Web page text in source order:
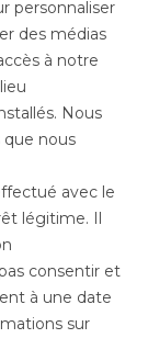
AmEco Liner
DE SOUHAITS
personnaliser
des médias
à notre
Nous
que nous
avec le
légitime. Il
consentir et
à une date
sur